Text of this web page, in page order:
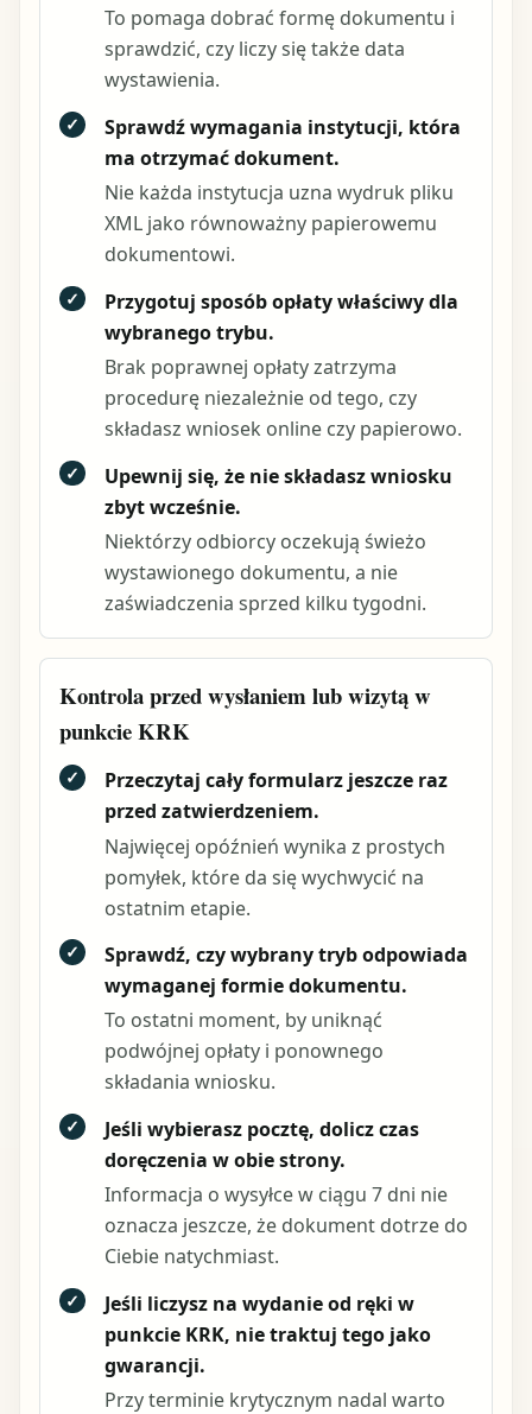
To pomaga dobrać formę dokumentu i
sprawdzić, czy liczy się także data
wystawienia.
✓
Sprawdź wymagania instytucji, która
ma otrzymać dokument.
Nie każda instytucja uzna wydruk pliku
XML jako równoważny papierowemu
dokumentowi.
✓
Przygotuj sposób opłaty właściwy dla
wybranego trybu.
Brak poprawnej opłaty zatrzyma
procedurę niezależnie od tego, czy
składasz wniosek online czy papierowo.
✓
Upewnij się, że nie składasz wniosku
zbyt wcześnie.
Niektórzy odbiorcy oczekują świeżo
wystawionego dokumentu, a nie
zaświadczenia sprzed kilku tygodni.
Kontrola przed wysłaniem lub wizytą w
punkcie KRK
✓
Przeczytaj cały formularz jeszcze raz
przed zatwierdzeniem.
Najwięcej opóźnień wynika z prostych
pomyłek, które da się wychwycić na
ostatnim etapie.
✓
Sprawdź, czy wybrany tryb odpowiada
wymaganej formie dokumentu.
To ostatni moment, by uniknąć
podwójnej opłaty i ponownego
składania wniosku.
✓
Jeśli wybierasz pocztę, dolicz czas
doręczenia w obie strony.
Informacja o wysyłce w ciągu 7 dni nie
oznacza jeszcze, że dokument dotrze do
Ciebie natychmiast.
✓
Jeśli liczysz na wydanie od ręki w
punkcie KRK, nie traktuj tego jako
gwarancji.
Przy terminie krytycznym nadal warto